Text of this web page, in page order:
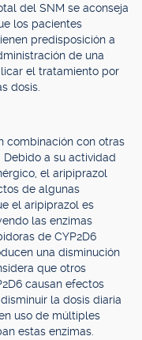
del SNM se aconseja
los pacientes
predisposición a
de una
el tratamiento por
dosis.
combinación con otras
a su actividad
el aripiprazol
de algunas
el aripiprazol es
las enzimas
de CYP2D6
una disminución
que otros
causan efectos
la dosis diaria
uso de múltiples
estas enzimas.